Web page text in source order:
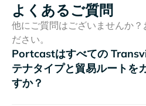
よくあるご質問
他にご質問はございませんか？
ださい。
Portcastはすべての
テナタイプと貿易ルートを
すか？